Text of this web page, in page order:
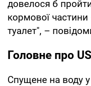
довелося б
кормової
туалет", –
Головне про
Спущене на воду